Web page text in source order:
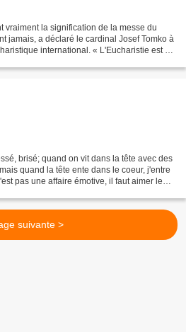
vraiment la signification de la messe du
jamais, a déclaré le cardinal Josef Tomko à
international. « L'Eucharistie est un
brisé; quand on vit dans la tête avec des
quand la tête ente dans le coeur, j'entre
pas une affaire émotive, il faut aimer les
suivante >